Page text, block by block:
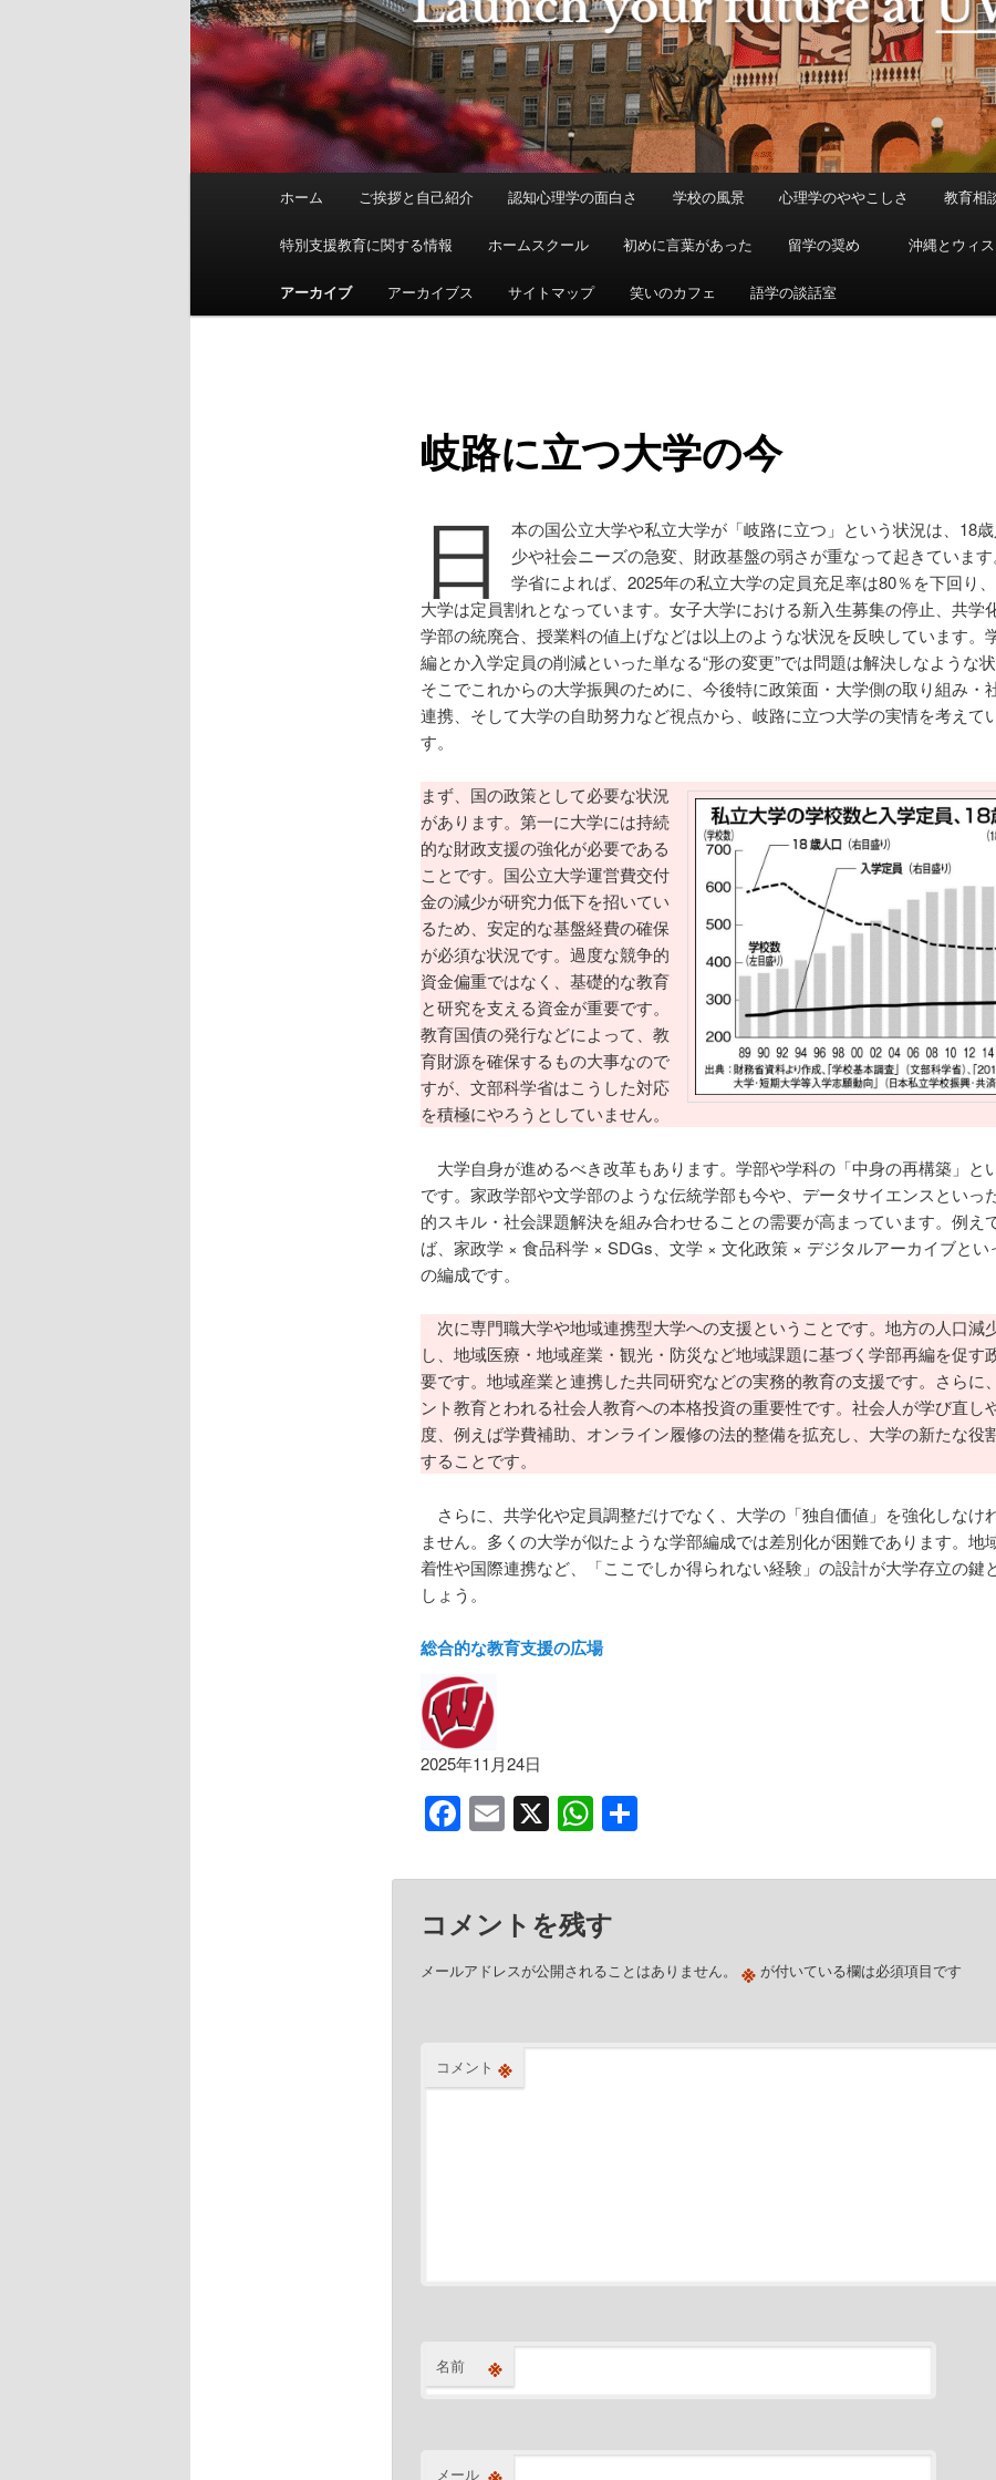
ュ
ホーム ご挨拶と自己紹介 認知心理学の面白さ 学校の風景 心理学のややこしさ 教育相
特別支援教育に関する情報 ホームスクール 初めに言葉があった 留学の奨め 沖縄とウィ
アーカイブ アーカイブス サイトマップ 笑いのカフェ 語学の談話室
岐路に立つ大学の今
日
本の国公立大学や私立大学が「岐路に立つ」という状況は、18
少や社会ニーズの急変、財政基盤の弱さが重なって起きていま
学省によれば、2025年の私立大学の定員充足率は80％を下回り
大学は定員割れとなっています。女子大学における新入生募集の停止、共学
学部の統廃合、授業料の値上げなどは以上のような状況を反映しています。
編とか入学定員の削減といった単なる“形の変更”では問題は解決しなような状
そこでこれからの大学振興のために、今後特に政策面・大学側の取り組み・
連携、そして大学の自助努力など視点から、岐路に立つ大学の実情を考えて
す。
まず、国の政策として必要な状況
があります。第一に大学には持続
的な財政支援の強化が必要である
ことです。国公立大学運営費交付
金の減少が研究力低下を招いてい
るため、安定的な基盤経費の確保
が必須な状況です。過度な競争的
資金偏重ではなく、基礎的な教育
と研究を支える資金が重要です。
教育国債の発行などによって、教
育財源を確保するもの大事なので
すが、文部科学省はこうした対応
を積極にやろうとしていません。
大学自身が進めるべき改革もあります。学部や学科の「中身の再構築」と
です。家政学部や文学部のような伝統学部も今や、データサイエンスといっ
的スキル・社会課題解決を組み合わせることの需要が高まっています。例え
ば、家政学 × 食品科学 × SDGs、文学 × 文化政策 × デジタルアーカイブとい
の編成です。
次に専門職大学や地域連携型大学への支援ということです。地方の人口減
し、地域医療・地域産業・観光・防災など地域課題に基づく学部再編を促す
要です。地域産業と連携した共同研究などの実務的教育の支援です。さらに
ント教育とわれる社会人教育への本格投資の重要性です。社会人が学び直し
度、例えば学費補助、オンライン履修の法的整備を拡充し、大学の新たな役
することです。
さらに、共学化や定員調整だけでなく、大学の「独自価値」を強化しなけ
ません。多くの大学が似たような学部編成では差別化が困難であります。地
着性や国際連携など、「ここでしか得られない経験」の設計が大学存立の鍵
しょう。
総合的な教育支援の広場
2025年11月24日
Facebook
Email
X WhatsApp
共
コメントを残す
メールアドレスが公開されることはありません。 ※が付いている欄は必須項目です
コメント ※
名前 ※
メール